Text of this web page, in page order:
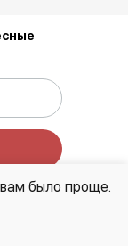
было проще.